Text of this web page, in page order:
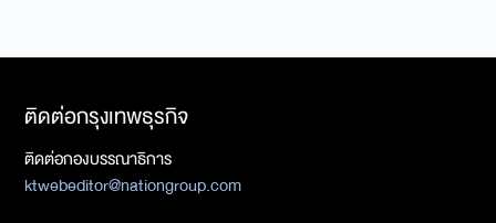
ติดต่อกรุงเทพธุรกิจ
ติดต่อกองบรรณาธิการ
ktwebeditor@nationgroup.com